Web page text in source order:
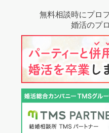
無料相談時にプロ
婚活のプ